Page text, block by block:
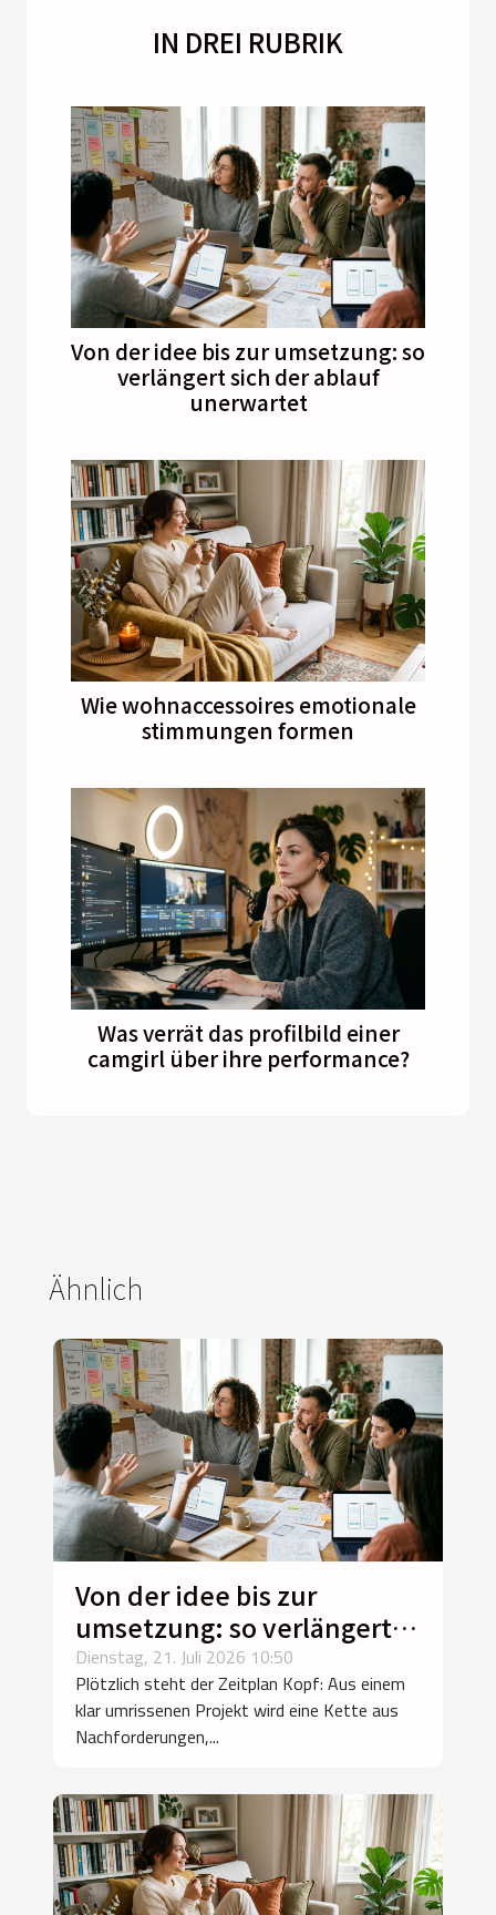
IN DREI RUBRIK
Von der idee bis zur umsetzung: so
verlängert sich der ablauf
unerwartet
Wie wohnaccessoires emotionale
stimmungen formen
Was verrät das profilbild einer
camgirl über ihre performance?
Ähnlich
Von der idee bis zur
umsetzung: so verlängert
sich der ablauf unerwartet
Dienstag, 21. Juli 2026 10:50
Plötzlich steht der Zeitplan Kopf: Aus einem
klar umrissenen Projekt wird eine Kette aus
Nachforderungen,...